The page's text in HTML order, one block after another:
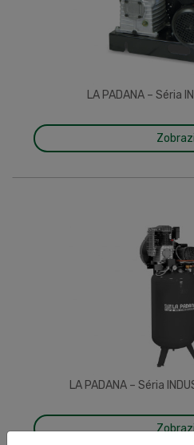
LA PADANA – Séria
LA PADANA – Séria